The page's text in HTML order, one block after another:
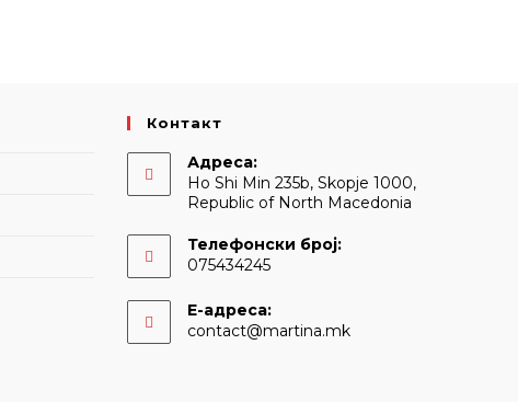
Контакт
Адреса:
Ho Shi Min 235b, Skopje 1000,
Republic of North Macedonia
Телефонски број:
075434245
Е-адреса:
contact@martina.mkOpens